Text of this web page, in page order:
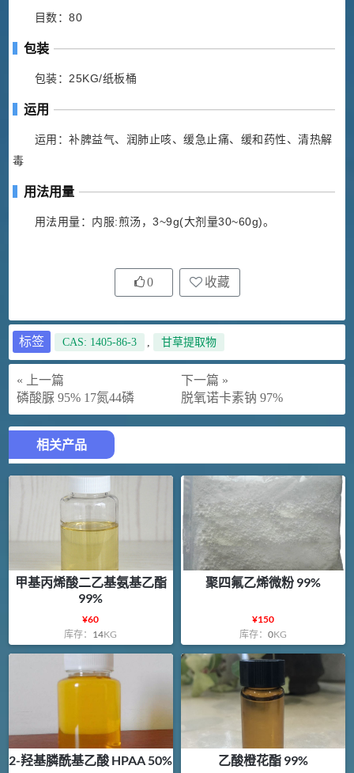
目数：80
包装
包装：25KG/纸板桶
运用
运用：补脾益气、润肺止咳、缓急止痛、缓和药性、清热解
毒
用法用量
用法用量：内服:煎汤，3~9g(大剂量30~60g)。
0 收藏
标签 CAS: 1405-86-3 , 甘草提取物
« 上一篇
磷酸脲 95% 17氮44磷
下一篇 »
脱氧诺卡素钠 97%
相关产品
甲基丙烯酸二乙基氨基乙酯
99%
¥60
库存： 14KG
聚四氟乙烯微粉 99%
¥150
库存：0KG
2-羟基膦酰基乙酸 HPAA 50% 乙酸橙花酯 99%